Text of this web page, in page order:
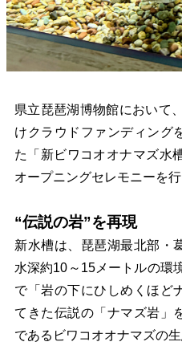
県立琵琶湖博物館において
けクラウドファンディング
た「新ビワコオオナマズ水
オープニングセレモニーを
“伝説の岩”を再現
新水槽は、琵琶湖最北部・
水深約10～15メートルの環
で「岩の下にひしめくほど
てきた伝説の「ナマズ岩」
であるビワコオオナマズの